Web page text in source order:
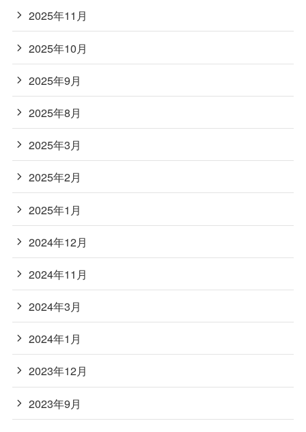
2025年11月
2025年10月
2025年9月
2025年8月
2025年3月
2025年2月
2025年1月
2024年12月
2024年11月
2024年3月
2024年1月
2023年12月
2023年9月